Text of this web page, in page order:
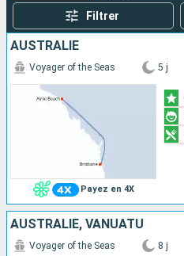
Filtrer
AUSTRALIE
Payez en 4X
Voyager of the Seas 5 j
AUSTRALIE, VANUATU
Voyager of the Seas 8 j